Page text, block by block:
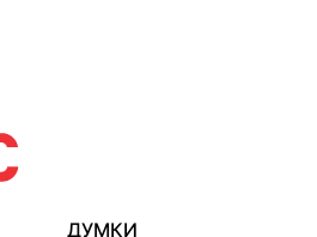
ДУМКИ